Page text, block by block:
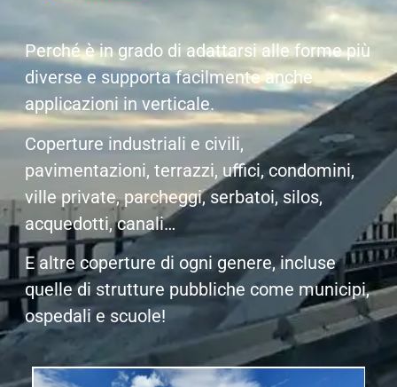
Perché è in grado di adattarsi alle forme più
diverse e supporta facilmente anche
applicazioni in verticale.
Coperture industriali e civili,
pavimentazioni, terrazzi, uffici, condomini,
ville private, parcheggi, serbatoi, silos,
acquedotti, canali…
E altre coperture di ogni genere, incluse
quelle di strutture pubbliche come municipi,
ospedali e scuole!